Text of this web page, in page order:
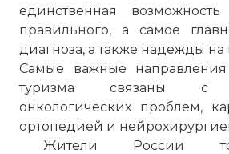
единственная
правильного, а самое
диагноза, а также надежды
Самые важные
туризма связаны с
онкологических проблем,
ортопедией и
Жители России